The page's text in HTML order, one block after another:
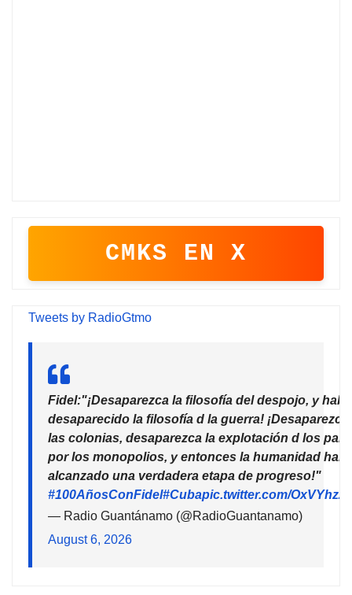
CMKS EN X
Tweets by RadioGtmo
Fidel:"¡Desaparezca la filosofía del despojo, y
desaparecido la filosofía d la guerra!
las colonias, desaparezca la explotación d los
por los monopolios, y entonces la humanidad
alcanzado una verdadera etapa de progreso!"
#100AñosConFidel#Cubapic.twitter.com/
— Radio Guantánamo (@RadioGuantanamo)
August 6, 2026